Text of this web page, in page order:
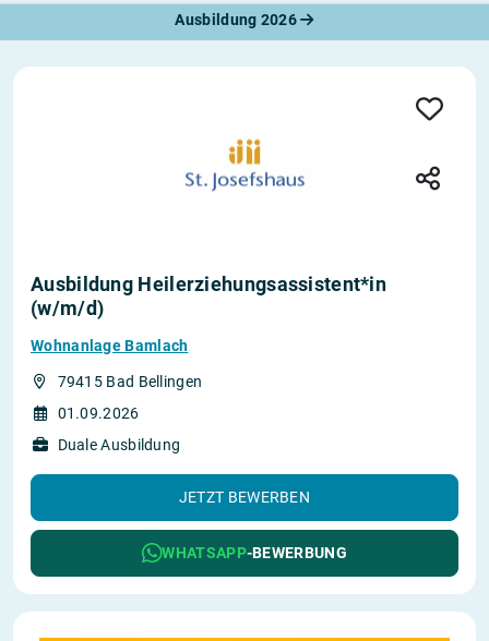
Ausbildung 2026
Ausbildung Heilerziehungsassistent*in
(w/m/d)
Wohnanlage Bamlach
79415 Bad Bellingen
01.09.2026
Duale Ausbildung
JETZT BEWERBEN
WHATSAPP-BEWERBUNG